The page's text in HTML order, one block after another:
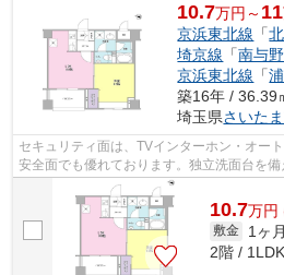
10.7万円～ 11
京浜東北線 「
埼京線 「南与野
京浜東北線 「
築16年 / 36.39
埼玉県さいた
セキュリティ面は、TVインターホン・オー
安全面でも優れております。独立洗面台を
イヤーなどをまとめて収納できます。...
10.7万円
敷金 1ヶ月
2階 /